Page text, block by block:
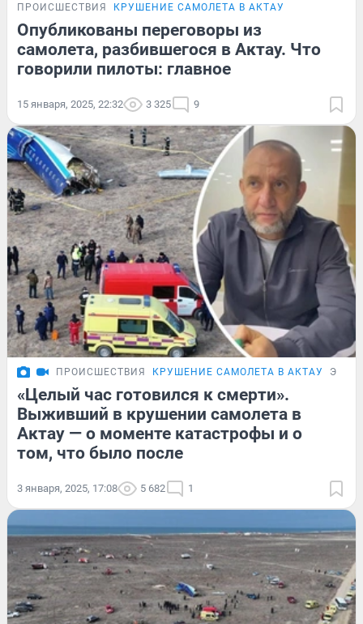
ПРОИСШЕСТВИЯ КРУШЕНИЕ САМОЛЕТА В АКТАУ
Опубликованы переговоры из
самолета, разбившегося в Актау. Что
говорили пилоты: главное
15 января, 2025, 22:32 3 325 9
ПРОИСШЕСТВИЯ КРУШЕНИЕ САМОЛЕТА В АКТАУ
«Целый час готовился к смерти».
Выживший в крушении самолета в
Актау — о моменте катастрофы и о
том, что было после
3 января, 2025, 17:08 5 682 1